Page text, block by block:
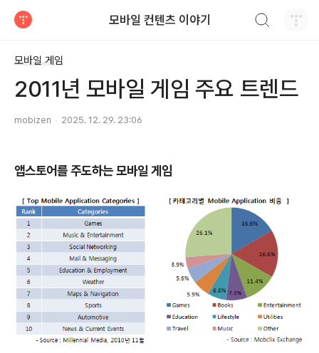
모바일 컨텐츠 이야기
모바일 게임
2011년 모바일 게임 주요 트렌드
mobizen 2025. 12. 29. 23:06
앱스토어를 주도하는 모바일 게임